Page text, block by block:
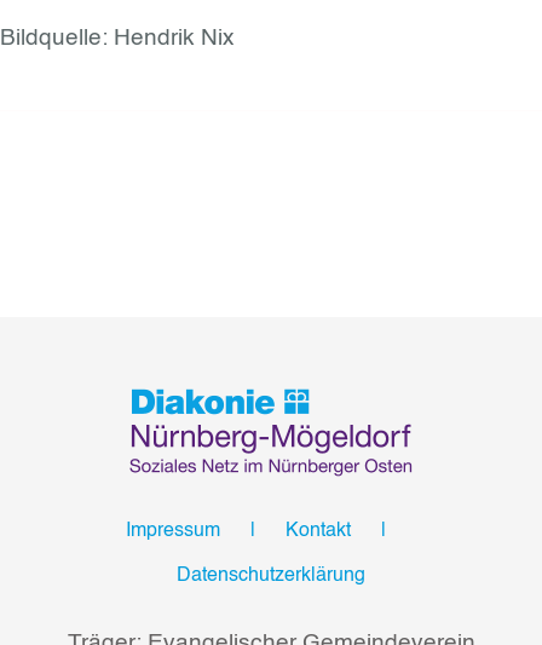
Bildquelle: Hendrik Nix
Impressum Kontakt
Datenschutzerklärung